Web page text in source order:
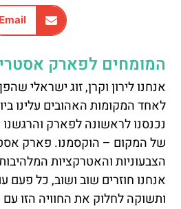
Email
המומחים לפארק
אנחנו לירון וקרן, זוג ישראלי
לאחד המקומות האהובים עלינו
נכנסנו לראשונה לפארק
של המקום – הוקסמנו. פארק
הצבעוניות והאטרקציות
אנחנו חוזרים שוב ושוב, כל
ותשוקה לחלוק את החוויה הזו